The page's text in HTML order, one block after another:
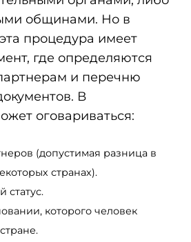
общинами. Но в
процедура имеет
где определяются
и перечню
В
оговариваться:
(допустимая разница в
странах).
статус.
которого человек